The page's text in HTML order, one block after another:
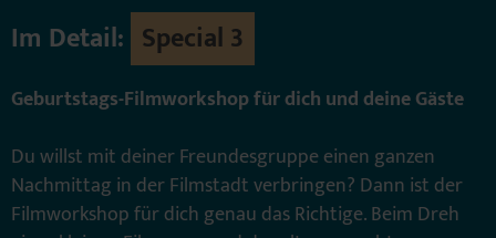
Im Detail: Special 3
Geburtstags-Filmworkshop für dich und deine Gäste
Du willst mit deiner Freundesgruppe einen ganzen
Nachmittag in der Filmstadt verbringen? Dann ist der
Filmworkshop für dich genau das Richtige. Beim Dreh